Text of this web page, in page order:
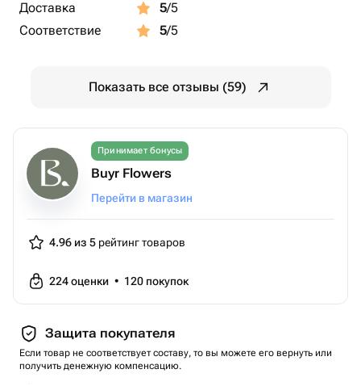
Доставка 5/5
Соответствие
5/5
Показать все отзывы (59)
Принимает бонусы
Buyr Flowers
Перейти в магазин
4.96 из 5 рейтинг товаров
224оценки • 120 покупок
Защита покупателя
Если товар не соответствует составу, то вы можете его вернуть или
получить денежную компенсацию.